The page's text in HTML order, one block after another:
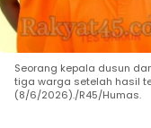
Seorang kepala dusun
tiga warga setelah hasil
(8/6/2026)./R45/Humas.